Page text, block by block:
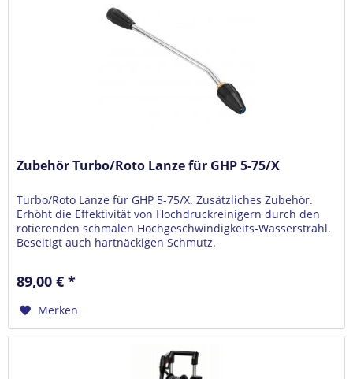
Zubehör Turbo/Roto Lanze für GHP 5-75/X
Turbo/Roto Lanze für GHP 5-75/X. Zusätzliches Zubehör.
Erhöht die Effektivität von Hochdruckreinigern durch den
rotierenden schmalen Hochgeschwindigkeits-Wasserstrahl.
Beseitigt auch hartnäckigen Schmutz.
89,00 € *
Merken